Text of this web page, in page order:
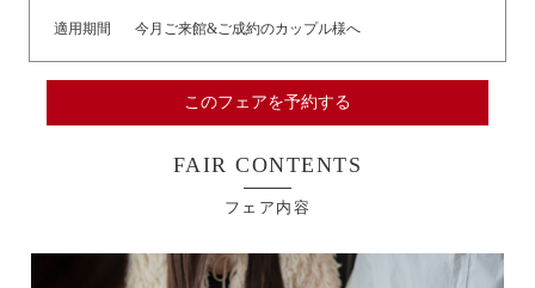
適用期間 今月ご来館&ご成約のカップル様へ
このフェアを予約する
FAIR CONTENTS
フェア内容